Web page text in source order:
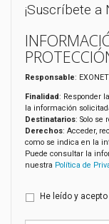
¡Suscríbete
Responsable:
Finalidad: Responder
la información
Destinatarios: Solo se
Derechos: Acceder,
como se indica en la
Puede consultar la
nuestra Política de
He leído y acepto